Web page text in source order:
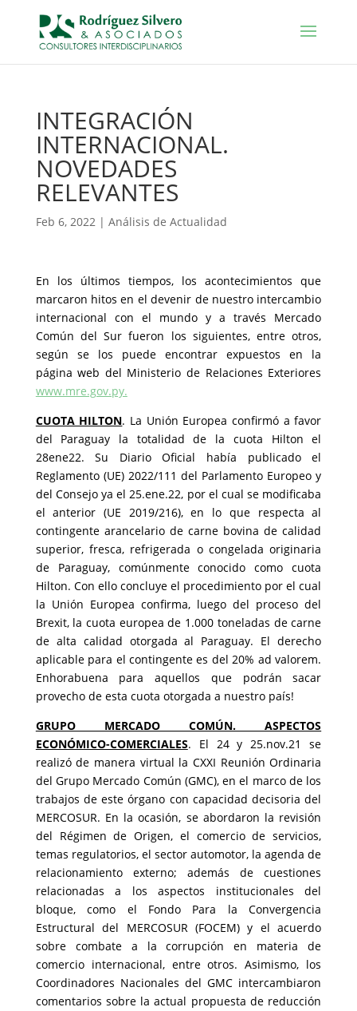
INTEGRACIÓN
INTERNACIONAL.
NOVEDADES
RELEVANTES
Feb 6, 2022| Análisis de Actualidad
En los últimos tiempos, los acontecimientos que
marcaron hitos en el devenir de nuestro intercambio
internacional con el mundo y a través Mercado
Común del Sur fueron los siguientes, entre otros,
según se los puede encontrar expuestos en la
página web del Ministerio de Relaciones Exteriores
www.mre.gov.py.
CUOTA HILTON. La Unión Europea confirmó a favor
del Paraguay la totalidad de la cuota Hilton el
28ene22. Su Diario Oficial había publicado el
Reglamento (UE) 2022/111 del Parlamento Europeo y
del Consejo ya el 25.ene.22, por el cual se modificaba
el anterior (UE 2019/216), en lo que respecta al
contingente arancelario de carne bovina de calidad
superior, fresca, refrigerada o congelada originaria
de Paraguay, comúnmente conocido como cuota
Hilton. Con ello concluye el procedimiento por el cual
la Unión Europea confirma, luego del proceso del
Brexit, la cuota europea de 1.000 toneladas de carne
de alta calidad otorgada al Paraguay. El derecho
aplicable para el contingente es del 20% ad valorem.
Enhorabuena para aquellos que podrán sacar
provecho de esta cuota otorgada a nuestro país!
GRUPO MERCADO COMÚN. ASPECTOS
ECONÓMICO-COMERCIALES. El 24 y 25.nov.21 se
realizó de manera virtual la CXXI Reunión Ordinaria
del Grupo Mercado Común (GMC), en el marco de los
trabajos de este órgano con capacidad decisoria del
MERCOSUR. En la ocasión, se abordaron la revisión
del Régimen de Origen, el comercio de servicios,
temas regulatorios, el sector automotor, la agenda de
relacionamiento externo; además de cuestiones
relacionadas a los aspectos institucionales del
bloque, como el Fondo Para la Convergencia
Estructural del MERCOSUR (FOCEM) y el acuerdo
sobre combate a la corrupción en materia de
comercio internacional, entre otros. Asimismo, los
Coordinadores Nacionales del GMC intercambiaron
comentarios sobre la actual propuesta de reducción